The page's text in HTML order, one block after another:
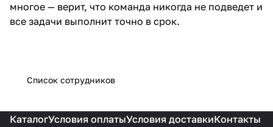
многое — верит, что команда никогда не подведет и
все задачи выполнит точно в срок.
Список сотрудников
КаталогУсловия оплатыУсловия доставкиКонтакты